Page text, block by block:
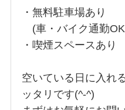
・無料駐車場あり
(車・バイク通勤
・喫煙スペースあり
空いている日に入れ
ッタリです(^-^)